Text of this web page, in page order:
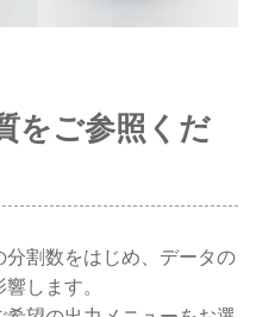
をご参照くだ
割数をはじめ、データの
します。